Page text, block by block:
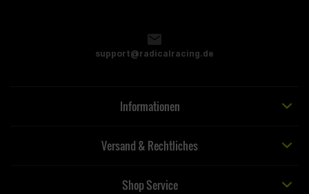
support@radicalracing.de
Informationen
Versand & Rechtliches
Shop Service